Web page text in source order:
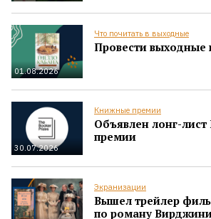
01.08.2026
Что почитать в выходные
Провести выходные
30.07.2026
Книжные премии
Объявлен лонг-лист
премии
Экранизации
Вышел трейлер
по роману